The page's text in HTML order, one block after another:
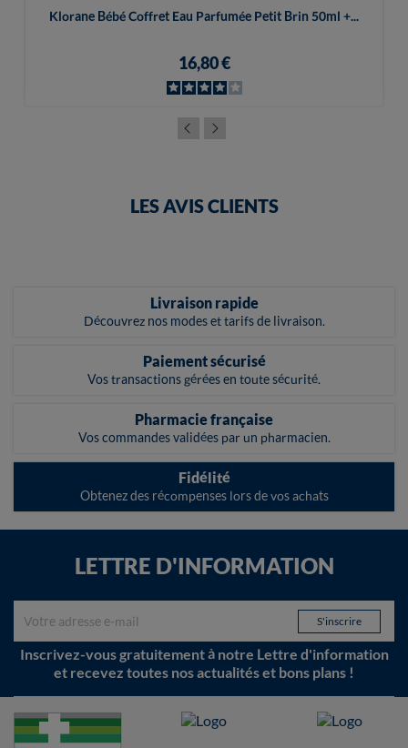
Klorane Bébé Coffret Eau Parfumée Petit Brin 50ml +...
16,80 €
LES AVIS CLIENTS
Livraison rapide
Découvrez nos modes et tarifs de livraison.
Paiement sécurisé
Vos transactions gérées en toute sécurité.
Pharmacie française
Vos commandes validées par un pharmacien.
Fidélité
Obtenez des récompenses lors de vos achats
LETTRE D'INFORMATION
Inscrivez-vous gratuitement à notre Lettre d'information
et recevez toutes nos actualités et bons plans !